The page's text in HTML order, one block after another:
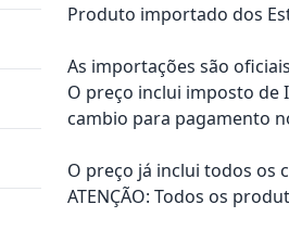
Produto importado dos
As importações são
O preço inclui imposto de
cambio para pagamento
O preço já inclui todos os
ATENÇÃO: Todos os